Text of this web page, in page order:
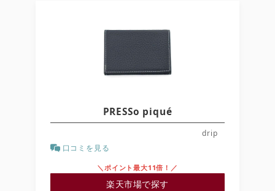
PRESSo piqué
drip
口コミを見る
＼ポイント最大11倍！／
楽天市場で探す